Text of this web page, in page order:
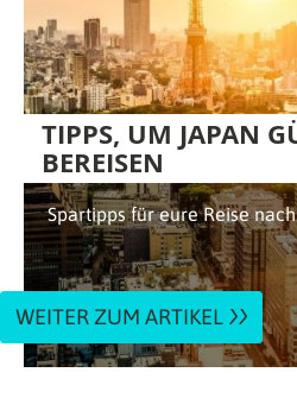
TIPPS, UM JAPAN
BEREISEN
Spartipps für eure Reise
WEITER ZUM ARTIKEL